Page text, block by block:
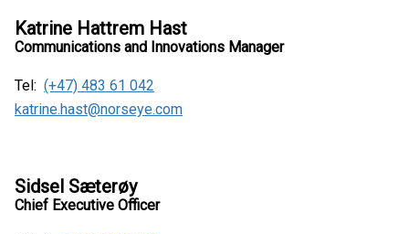
Katrine Hattrem Hast
Communications and Innovations Manager
Tel: (+47) 483 61 042
katrine.hast@norseye.com
Sidsel Sæterøy
Chief Executive Officer